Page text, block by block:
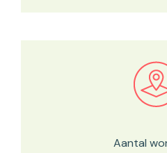
Bekijk in onze
Aantal